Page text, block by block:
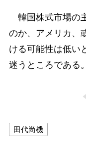
韓国株式市場の
のか、アメリカ、
ける可能性は低い
迷うところである。
田代尚機